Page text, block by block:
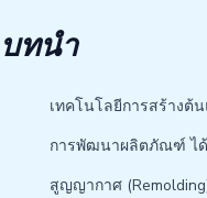
บทนำ
เทคโนโลยีการสร้างต้
การพัฒนาผลิตภัณฑ์ ได้
สูญญากาศ